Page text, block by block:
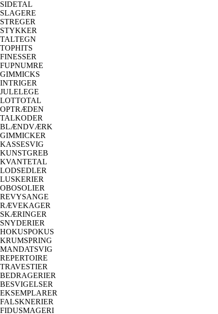
SIDETAL
SLAGERE
STREGER
STYKKER
TALTEGN
TOPHITS
FINESSER
FUPNUMRE
GIMMICKS
INTRIGER
JULELEGE
LOTTOTAL
OPTRÆDEN
TALKODER
BLÆNDVÆRK
GIMMICKER
KASSESVIG
KUNSTGREB
KVANTETAL
LODSEDLER
LUSKERIER
OBOSOLIER
REVYSANGE
RÆVEKAGER
SKÆRINGER
SNYDERIER
HOKUSPOKUS
KRUMSPRING
MANDATSVIG
REPERTOIRE
TRAVESTIER
BEDRAGERIER
BESVIGELSER
EKSEMPLARER
FALSKNERIER
FIDUSMAGERI